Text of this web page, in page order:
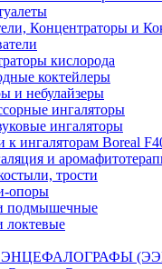
Концентраторы и
кислорода
коктейлеры
и небулайзеры
ингаляторы
ингаляторы
к ингаляторам Boreal
и
трости
опоры
подмышечные
локтевые